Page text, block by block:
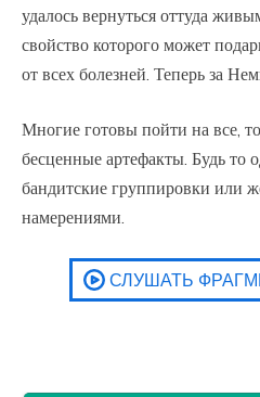
удалось вернуться оттуда
свойство которого может
от всех болезней. Теперь за
Многие готовы пойти на все,
бесценные артефакты. Будь то
бандитские группировки или
намерениями.